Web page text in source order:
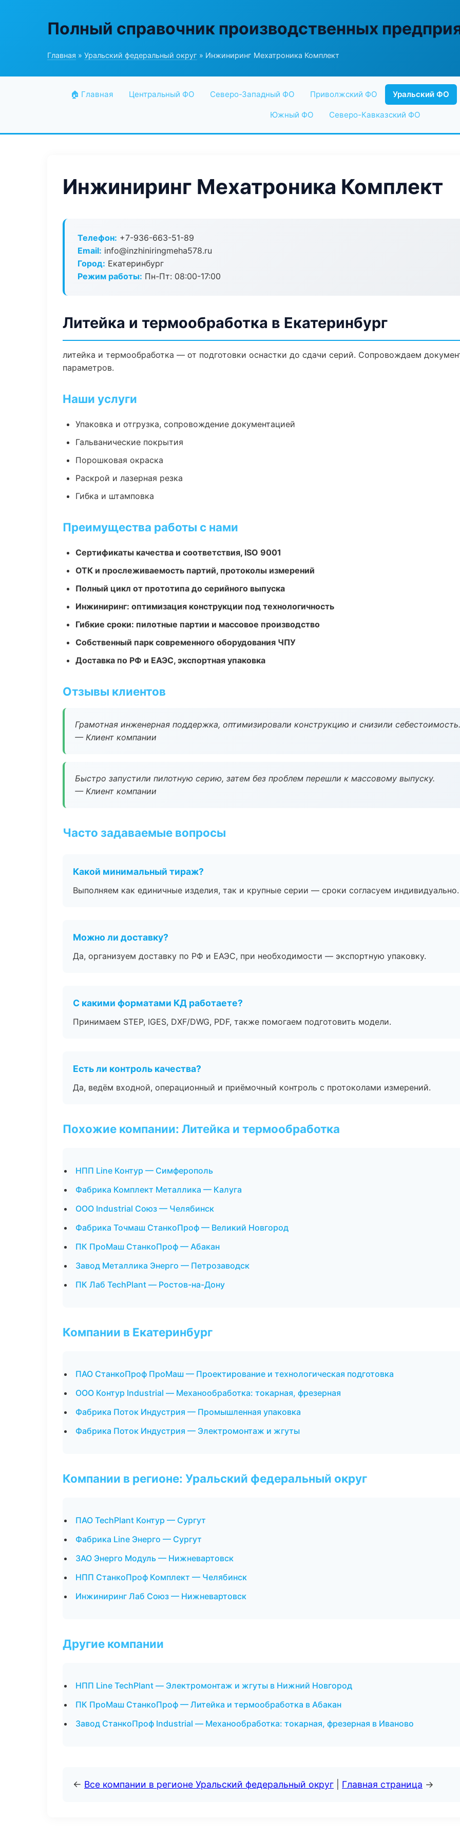
Полный справочник производственных
Главная » Уральский федеральный округ » Инжиниринг Мехатроника Комплект
🏠 Главная Центральный ФО Северо-Западный ФО Приволжский ФО Уральский ФО
Южный ФО Северо-Кавказский ФО
Инжиниринг Мехатроника Комплект
Телефон: +7-936-663-51-89
Email: info@inzhiniringmeha578.ru
Город: Екатеринбург
Режим работы: Пн-Пт: 08:00-17:00
Литейка и термообработка в Екатеринбург
литейка и термообработка — от подготовки оснастки до сдачи серий. Сопровождаем
параметров.
Наши услуги
Упаковка и отгрузка, сопровождение документацией
Гальванические покрытия
Порошковая окраска
Раскрой и лазерная резка
Гибка и штамповка
Преимущества работы с нами
Сертификаты качества и соответствия, ISO 9001
ОТК и прослеживаемость партий, протоколы измерений
Полный цикл от прототипа до серийного выпуска
Инжиниринг: оптимизация конструкции под технологичность
Гибкие сроки: пилотные партии и массовое производство
Собственный парк современного оборудования ЧПУ
Доставка по РФ и ЕАЭС, экспортная упаковка
Отзывы клиентов
Грамотная инженерная поддержка, оптимизировали конструкцию и снизили себестоимость.
— Клиент компании
Быстро запустили пилотную серию, затем без проблем перешли к массовому выпуску.
— Клиент компании
Часто задаваемые вопросы
Какой минимальный тираж?
Выполняем как единичные изделия, так и крупные серии — сроки согласуем индивидуально.
Можно ли доставку?
Да, организуем доставку по РФ и ЕАЭС, при необходимости — экспортную упаковку.
С какими форматами КД работаете?
Принимаем STEP, IGES, DXF/DWG, PDF, также помогаем подготовить модели.
Есть ли контроль качества?
Да, ведём входной, операционный и приёмочный контроль с протоколами измерений.
Похожие компании: Литейка и термообработка
НПП Line Контур — Симферополь
Фабрика Комплект Металлика — Калуга
ООО Industrial Союз — Челябинск
Фабрика Точмаш СтанкоПроф — Великий Новгород
ПК ПроМаш СтанкоПроф — Абакан
Завод Металлика Энерго — Петрозаводск
ПК Лаб TechPlant — Ростов-на-Дону
Компании в Екатеринбург
ПАО СтанкоПроф ПроМаш — Проектирование и технологическая подготовка
ООО Контур Industrial — Механообработка: токарная, фрезерная
Фабрика Поток Индустрия — Промышленная упаковка
Фабрика Поток Индустрия — Электромонтаж и жгуты
Компании в регионе: Уральский федеральный округ
ПАО TechPlant Контур — Сургут
Фабрика Line Энерго — Сургут
ЗАО Энерго Модуль — Нижневартовск
НПП СтанкоПроф Комплект — Челябинск
Инжиниринг Лаб Союз — Нижневартовск
Другие компании
НПП Line TechPlant — Электромонтаж и жгуты в Нижний Новгород
ПК ПроМаш СтанкоПроф — Литейка и термообработка в Абакан
Завод СтанкоПроф Industrial — Механообработка: токарная, фрезерная в Иваново
← Все компании в регионе Уральский федеральный округ Главная страница →